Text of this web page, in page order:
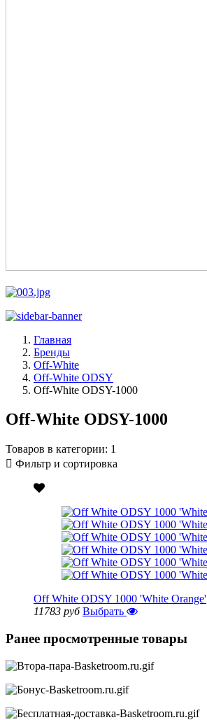
Главная
Бренды
Off-White
Off-White ODSY
Off-White ODSY-1000
Off-White ODSY-1000
Товаров в категории: 1
Фильтр и сортировка
Off White ODSY 1000 'White Orange'
11783 руб Выбрать
Ранее просмотренные товары